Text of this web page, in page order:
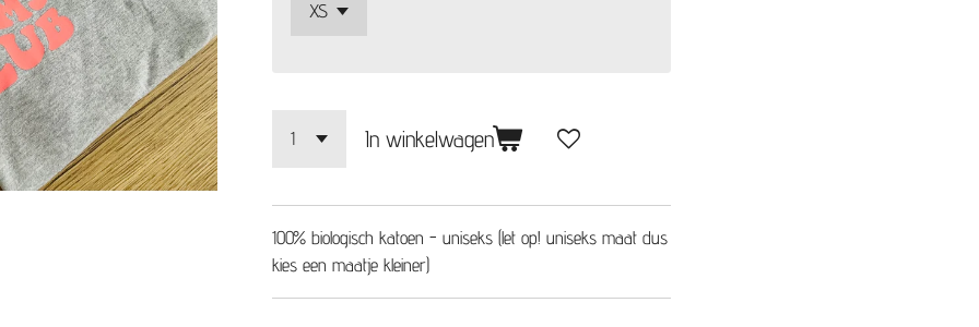
In winkelwagen
100% biologisch katoen - uniseks (let op! uniseks maat dus
kies een maatje kleiner)